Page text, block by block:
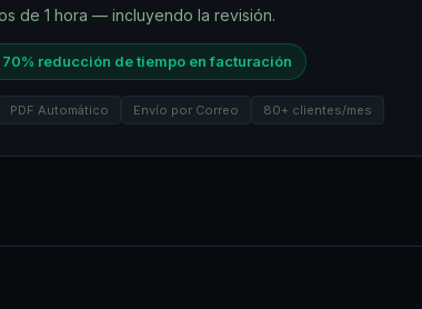
de 1 hora — incluyendo la revisión.
reducción de tiempo en facturación
PDF Automático Envío por Correo 80+ clientes/mes